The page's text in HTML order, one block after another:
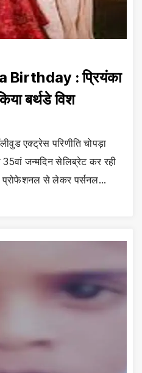
: प्रियंका
बर्थडे विश
एक्ट्रेस परिणीति चोपड़ा
जन्मदिन सेलिब्रेट कर रही
से लेकर पर्सनल…